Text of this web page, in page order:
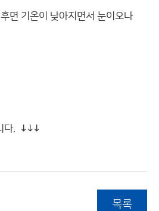
면 기온이 낮아지면서 눈이오나
다. ↓↓↓
목록